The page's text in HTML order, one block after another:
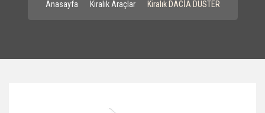
Anasayfa Kiralık Araçlar Kiralık DACİA DUSTER